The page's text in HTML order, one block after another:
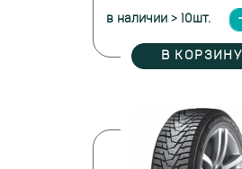
в наличии > 10шт.
В КОРЗИНУ